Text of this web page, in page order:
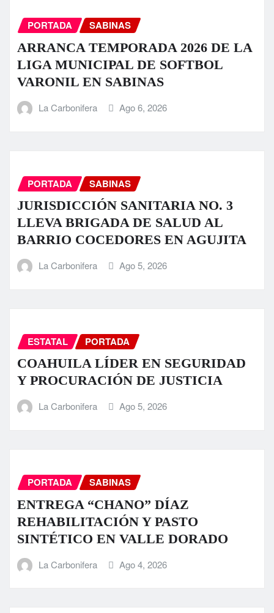
PORTADA SABINAS
ARRANCA TEMPORADA 2026 DE LA
LIGA MUNICIPAL DE SOFTBOL
VARONIL EN SABINAS
La Carbonifera Ago 6, 2026
PORTADA SABINAS
JURISDICCIÓN SANITARIA NO. 3
LLEVA BRIGADA DE SALUD AL
BARRIO COCEDORES EN AGUJITA
La Carbonifera Ago 5, 2026
ESTATAL PORTADA
COAHUILA LÍDER EN SEGURIDAD
Y PROCURACIÓN DE JUSTICIA
La Carbonifera Ago 5, 2026
PORTADA SABINAS
ENTREGA “CHANO” DÍAZ
REHABILITACIÓN Y PASTO
SINTÉTICO EN VALLE DORADO
La Carbonifera Ago 4, 2026